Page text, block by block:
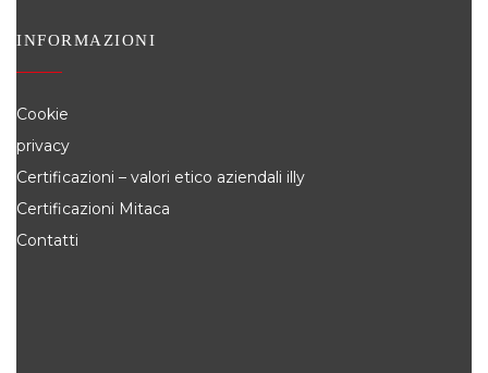
INFORMAZIONI
Cookie
privacy
Certificazioni – valori etico aziendali illy
Certificazioni Mitaca
Contatti